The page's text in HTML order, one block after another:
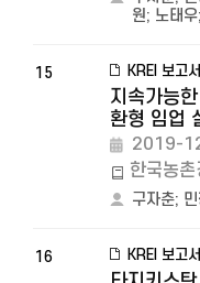
원; 노태우;
15 KREI 보고서
지속가능
환형 임업
2019-
한국농
구자춘;
16 KREI 보고서